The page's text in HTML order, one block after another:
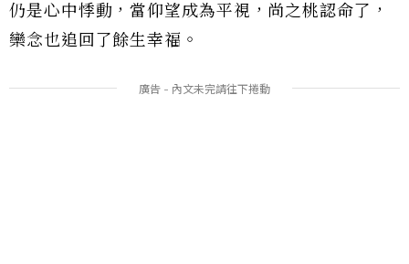
仍是心中悸動，當仰望成為平視，尚之桃認命了，
欒念也追回了餘生幸福。